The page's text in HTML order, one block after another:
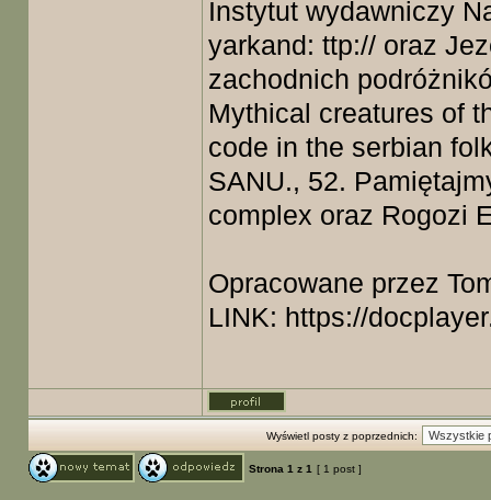
Instytut wydawniczy
yarkand: ttp:// oraz
zachodnich
Mythical creatures of
code in the serbian
SANU., 52.
complex oraz Rogozi
Opracowane przez
LINK: https://
Wyświetl posty z poprzednich:
Strona 1 z 1 [ 1 post ]